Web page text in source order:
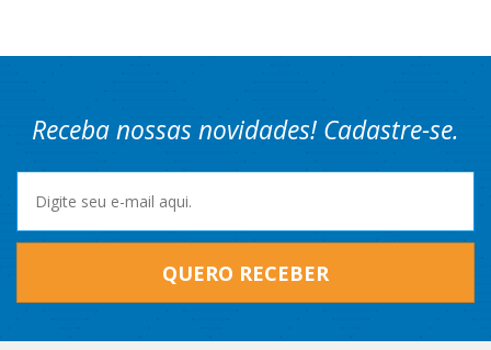
Receba nossas novidades! Cadastre-se.
QUERO RECEBER